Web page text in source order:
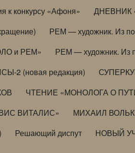
к конкурсу «Афоня» ДНЕВНИК
РЕМ — художник. Из
и РЕМ»
РЕМ — художник. Из
2 (новая редакция)
ЧТЕНИЕ «МОНОЛОГА О
ВИТАЛИС»
МИХАИЛ
Решающий диспут НОВЫЙ